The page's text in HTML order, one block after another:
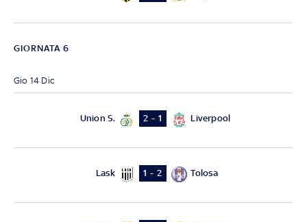
GIORNATA 6
Gio 14 Dic
Union S. 2 - 1 Liverpool
Lask 1 - 2 Tolosa